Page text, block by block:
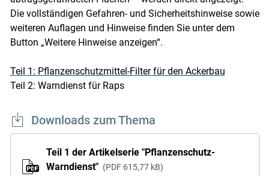
Die vollständigen Gefahren- und Sicherheitshinweise sowie
weiteren Auflagen und Hinweise finden Sie unter dem
Button „Weitere Hinweise anzeigen“.
Teil 1: Pflanzenschutzmittel-Filter für den Ackerbau
Teil 2: Warndienst für Raps
Downloads zum Thema
Teil 1 der Artikelserie "Pflanzenschutz-
Warndienst"
PDF 615,77 kB